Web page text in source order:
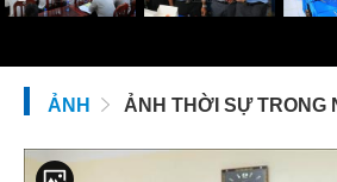
ẢNH ẢNH THỜI SỰ TRONG